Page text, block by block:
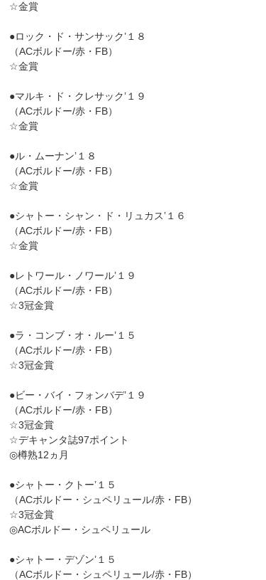
☆金賞
●ロック・ド・サンサック’１８
（ACボルドー/赤・FB）
☆金賞
●マルキ・ド・クレサック’１９
（ACボルドー/赤・FB）
☆金賞
●ル・ムーナン’１８
（ACボルドー/赤・FB）
☆金賞
●シャトー・シャン・ド・リュカス’１６
（ACボルドー/赤・FB）
☆金賞
●レトワール・ノワール’１９
（ACボルドー/赤・FB）
☆3冠金賞
●ラ・コンブ・オ・ルー’１５
（ACボルドー/赤・FB）
☆3冠金賞
●ビー・バイ・フォンバデ’１９
（ACボルドー/赤・FB）
☆3冠金賞
☆デキャンタ誌97ポイント
◎樽熟12ヵ月
●シャトー・クトー’１５
（ACボルドー・シュペリュール/赤・FB）
☆3冠金賞
◎ACボルドー・シュペリュール
●シャトー・デゾン’１５
（ACボルドー・シュペリュール/赤・FB）